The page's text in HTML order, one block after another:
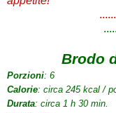
Brodo
Porzioni: 6
Calorie: circa 245 kcal /
Durata: circa 1 h 30 min.